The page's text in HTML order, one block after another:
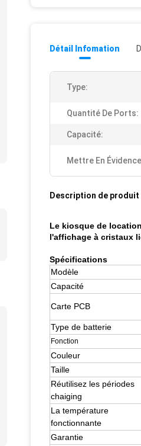
Détail Infomation
Type:
Quantité De Ports:
Capacité:
Mettre En
Description de produit
Le kiosque de
l'affichage à cristaux
Spécifications
Modèle
Capacité
Carte PCB
Type de batterie
Fonction
Couleur
Taille
Réutilisez les périodes
chaiging
La température
fonctionnante
Garantie